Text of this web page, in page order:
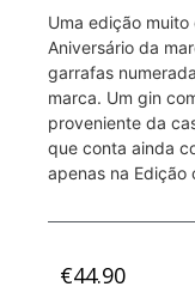
Uma edição
Aniversário da
garrafas
marca. Um gin
proveniente da
que conta ainda
apenas na Edição
€44.90